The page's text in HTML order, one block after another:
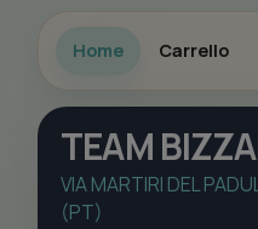
Home Carrello
TEAM
VIA MARTIRI DEL
(PT)